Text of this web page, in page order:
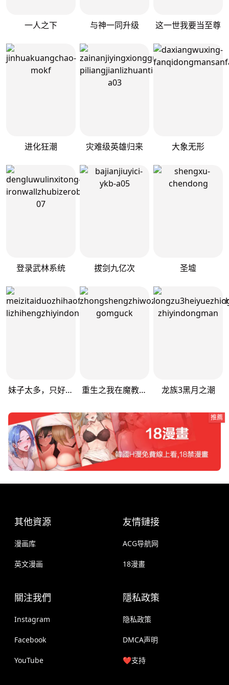
一人之下 与神一同升级 这一世我要当至尊
进化狂潮 灾难级英雄归来 大象无形
登录武林系统 拔剑九亿次 圣墟
妹子太多，只好飞升了 重生之我在魔教耍长枪 龙族3黑月之潮
推薦
其他資源
漫画库
英文漫画
友情鏈接
ACG导航网
18漫畫
關注我們
Instagram
Facebook
YouTube
隱私政策
隐私政策
DMCA声明
❤️支持